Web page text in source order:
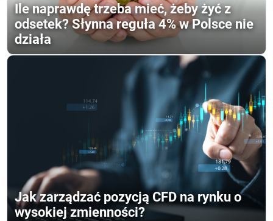
Ile naprawdę trzeba mieć, żeby żyć z
odsetek? Słynna reguła 4% w Polsce nie
działa
Jak zarządzać pozycją CFD na rynku o
wysokiej zmienności?